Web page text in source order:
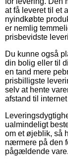
at få leveret til et
nyindkøbte
er nemlig
prisbevidste
Du kunne også
din bolig eller til
en tand mere
prisbilligste
selv at hente
afstand til
ualmindeligt
om et øjeblik, så
nærmere på den
pågældende vare.